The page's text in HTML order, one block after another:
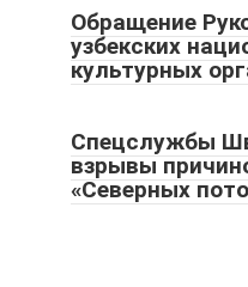
Обращение
узбекских
культурных
Спецслужбы
взрывы
«Северных